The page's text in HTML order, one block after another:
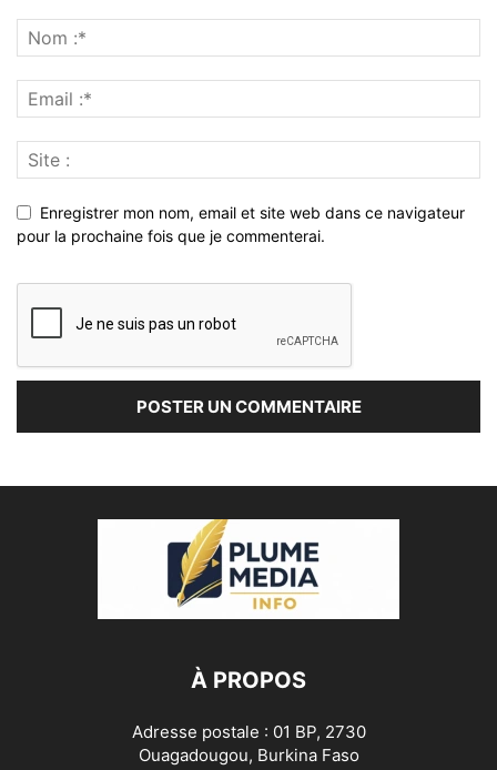
Enregistrer mon nom, email et site web dans ce navigateur
pour la prochaine fois que je commenterai.
À PROPOS
Adresse postale : 01 BP, 2730
Ouagadougou, Burkina Faso